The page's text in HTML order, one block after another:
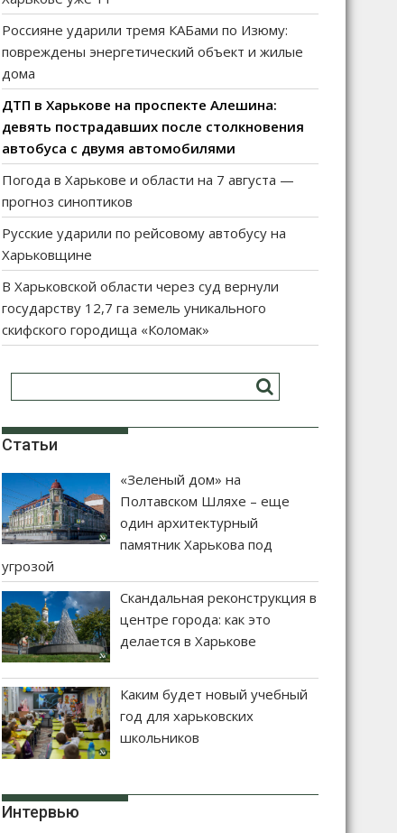
Россияне ударили тремя КАБами по Изюму:
повреждены энергетический объект и жилые
дома
ДТП в Харькове на проспекте Алешина:
девять пострадавших после столкновения
автобуса с двумя автомобилями
Погода в Харькове и области на 7 августа —
прогноз синоптиков
Русские ударили по рейсовому автобусу на
Харьковщине
В Харьковской области через суд вернули
государству 12,7 га земель уникального
скифского городища «Коломак»
Статьи
«Зеленый дом» на
Полтавском Шляхе – еще
один архитектурный
памятник Харькова под
угрозой
Скандальная реконструкция в
центре города: как это
делается в Харькове
Каким будет новый учебный
год для харьковских
школьников
Интервью